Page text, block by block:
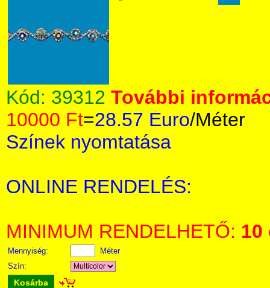
Kód: 39312 További
10000 Ft=28.57 Euro/Méter
Színek nyomtatása
ONLINE RENDELÉS:
MINIMUM RENDELHETŐ: 10
Mennyiség:
Méter
Szín:
Kosárba